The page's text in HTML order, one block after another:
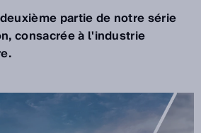
partie de notre série
consacrée à l'industrie